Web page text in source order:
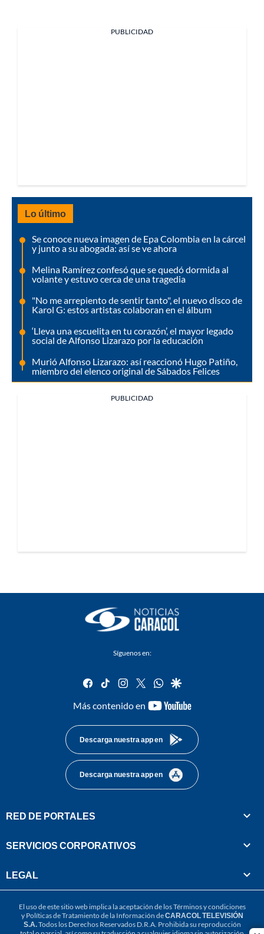
PUBLICIDAD
Lo último
Se conoce nueva imagen de Epa Colombia en la cárcel
y junto a su abogada: así se ve ahora
Melina Ramírez confesó que se quedó dormida al
volante y estuvo cerca de una tragedia
"No me arrepiento de sentir tanto", el nuevo disco de
Karol G: estos artistas colaboran en el álbum
‘Lleva una escuelita en tu corazón’, el mayor legado
social de Alfonso Lizarazo por la educación
Murió Alfonso Lizarazo: así reaccionó Hugo Patiño,
miembro del elenco original de Sábados Felices
PUBLICIDAD
Síguenos en:
facebook
tiktok instagram
twitterwhatsapp
google
Más contenido en
youtube-
Descarga nuestra app en
Descarga nuestra app en
RED DE PORTALES
SERVICIOS CORPORATIVOS
LEGAL
El uso de este sitio web implica la aceptación de losTérminos y condiciones
y Políticas de Tratamiento de la Información deCARACOL TELEVISIÓN
S.A.Todos los Derechos Reservados D.R.A. Prohibida su reproducción